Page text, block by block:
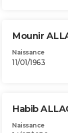
Mounir
Naissance
11/01/1963
Habib
Naissance